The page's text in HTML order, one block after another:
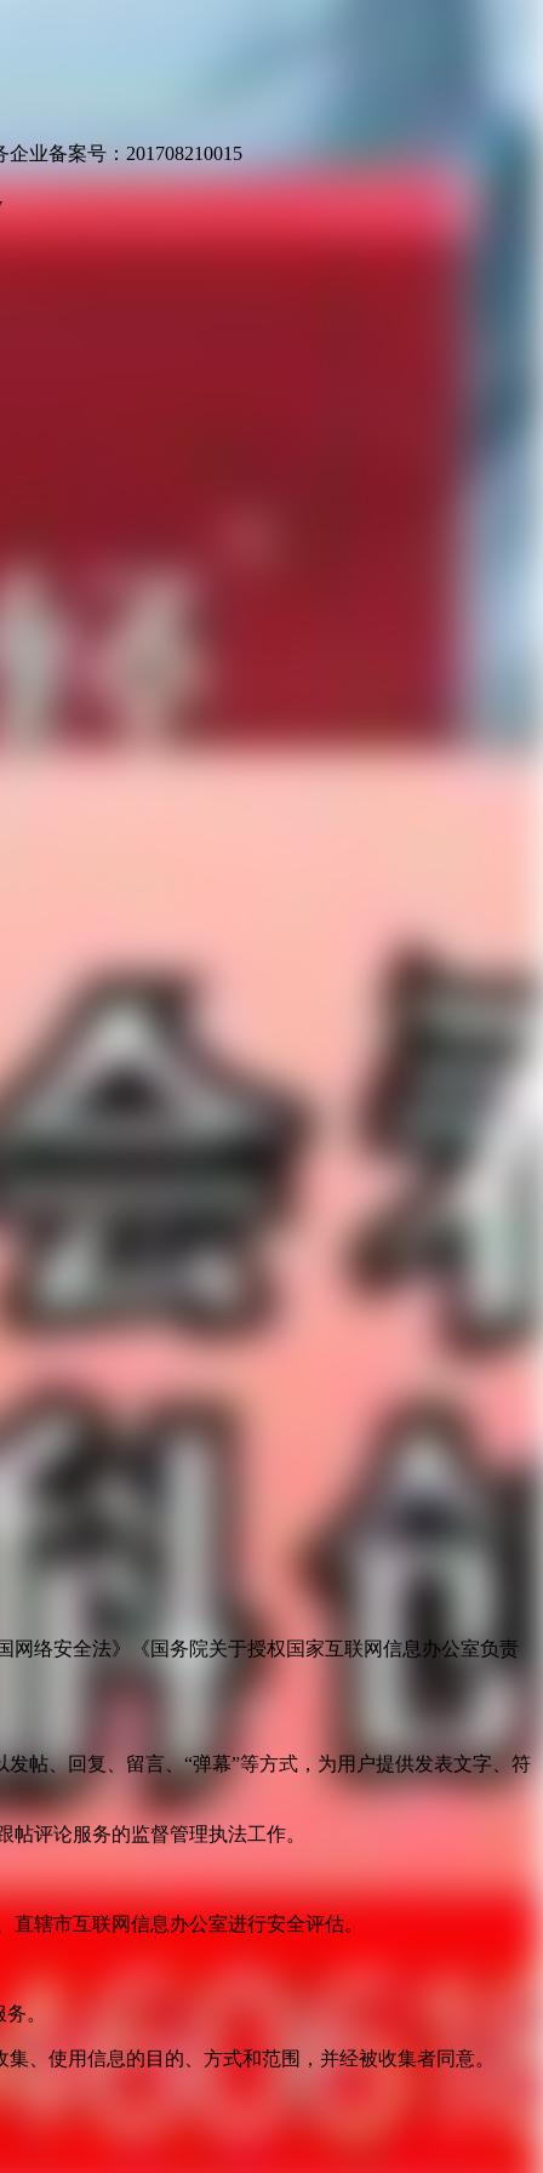
业备案号：201708210015
络安全法》《国务院关于授权国家互联网信息办公室负责
帖、回复、留言、“弹幕”等方式，为用户提供发表文字、符
评论服务的监督管理执法工作。
辖市互联网信息办公室进行安全评估。
。
、使用信息的目的、方式和范围，并经被收集者同意。